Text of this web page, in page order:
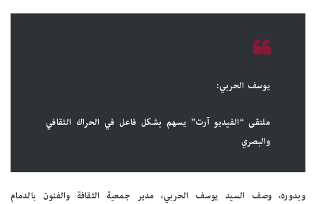
يوسف الحربي:
ملتقى “الفيديو آرت” يسهم بشكل فاعل في الحراك الثقافي
والبصري
وبدوره، وصف السيد يوسف الحربي، مدير جمعية الثقافة والفنون بالدمام